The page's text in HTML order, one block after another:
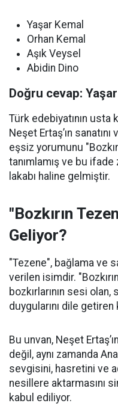
Yaşar Kemal
Orhan Kemal
Aşık Veysel
Abidin Dino
Doğru cevap:
Türk edebiyatının usta
Neşet Ertaş’ın
eşsiz yorumunu
tanımlamış ve bu ifade
lakabı haline gelmiştir.
"Bozkırın
Geliyor?
"Tezene", bağlama ve
verilen isimdir.
bozkırlarının sesi
duygularını dile getiren
Bu unvan, Neşet
değil, aynı zamanda
sevgisini, hasretini ve
nesillere aktarmasını
kabul ediliyor.